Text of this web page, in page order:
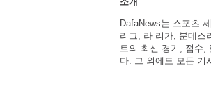
DafaNews는 스포츠
리그, 라 리가, 분데스
트의 최신 경기, 점수,
다. 그 외에도 모든 기